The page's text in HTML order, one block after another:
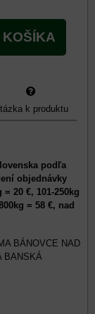
KOŠÍKA
k produktu
podľa
objednávky
20 €, 101-250kg
= 58 €, nad
BÁNOVCE NAD
BANSKÁ